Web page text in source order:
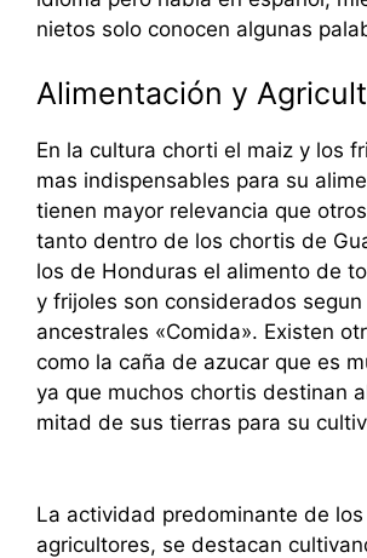
nietos solo conocen algunas
Alimentación y
En la cultura chorti el maiz y los
mas indispensables para su
tienen mayor relevancia que
tanto dentro de los chortis de
los de Honduras el alimento de
y frijoles son considerados
ancestrales «Comida». Existen
como la caña de azucar que es
ya que muchos chortis destinan
mitad de sus tierras para su
La actividad predominante de
agricultores, se destacan